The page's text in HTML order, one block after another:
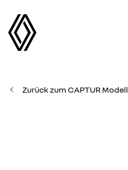
Zurück zum CAPTUR Modell